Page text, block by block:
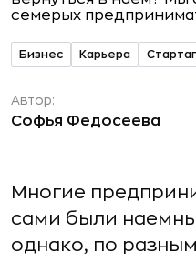
Бизнес Карьера
Автор:
Софья Федосеева
Многие
сами были
однако, по